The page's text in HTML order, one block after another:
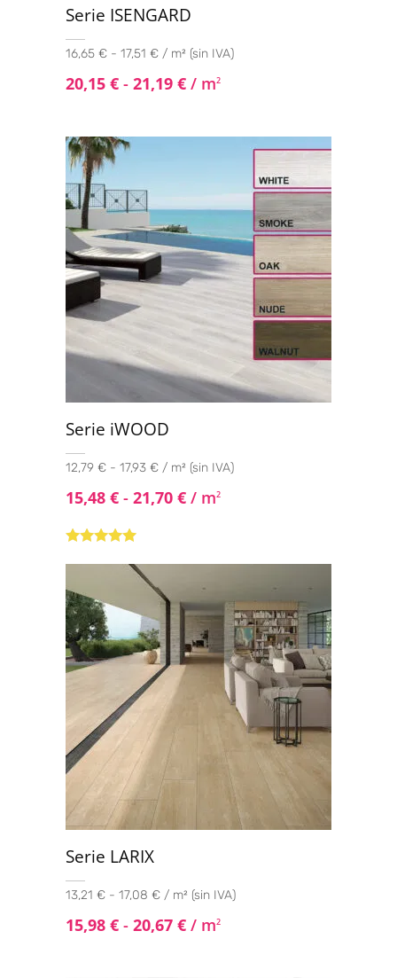
Serie ISENGARD
16,65 € - 17,51 € / m² (sin IVA)
20,15 € - 21,19 € / m2
Serie iWOOD
12,79 € - 17,93 € / m² (sin IVA)
15,48 € - 21,70 € / m2
Serie LARIX
13,21 € - 17,08 € / m² (sin IVA)
15,98 € - 20,67 € / m2